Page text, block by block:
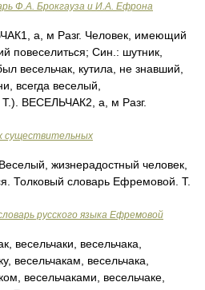
Ф.А. Брокгауза и И.А. Ефрона
а, м Разг. Человек, имеющий
повеселиться; Син.: шутник,
весельчак, кутила, не знавший,
всегда веселый,
ВЕСЕЛЬЧАК2, а, м Разг.
существительных
жизнерадостный человек,
Толковый словарь Ефремовой. Т.
русского языка Ефремовой
весельчаки, весельчака,
весельчакам, весельчака,
весельчаками, весельчаке,